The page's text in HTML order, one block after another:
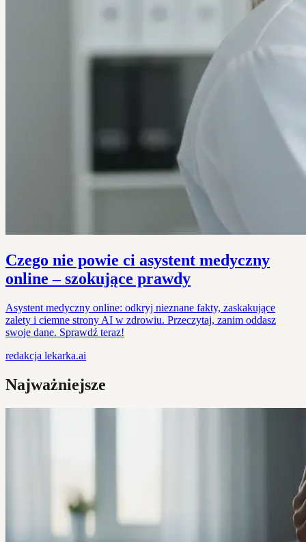
Czego nie powie ci asystent medyczny
online – szokujące prawdy
Asystent medyczny online: odkryj nieznane fakty, zaskakujące
zalety i ciemne strony AI w zdrowiu. Przeczytaj, zanim oddasz
swoje dane. Sprawdź teraz!
redakcja lekarka.ai
Najważniejsze